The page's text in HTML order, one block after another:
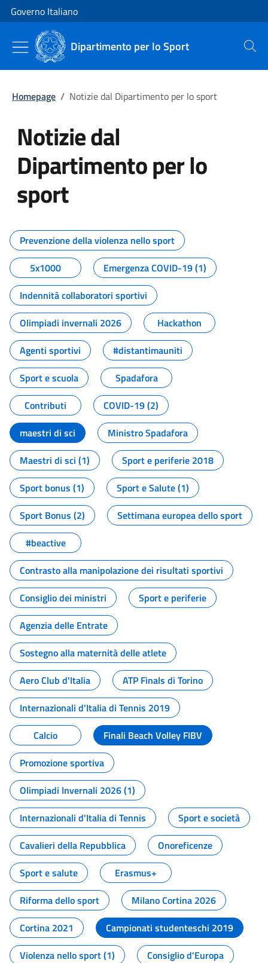
Vai al contenuto
Vai alla navigazione del sito
Governo Italiano
Dipartimento per lo Sport Cerca
Homepage / Notizie dal Dipartimento per lo sport
Notizie dal
Dipartimento per lo
sport
Tutti i contenuti della pagina
Prevenzione della violenza nello sport
5x1000
Emergenza COVID-19 (1)
Indennità collaboratori sportivi
Olimpiadi invernali 2026
Hackathon
Agenti sportivi
#distantimauniti
Sport e scuola
Spadafora
Contributi
COVID-19 (2)
maestri di sci
Ministro Spadafora
Maestri di sci (1)
Sport e periferie 2018
Sport bonus (1)
Sport e Salute (1)
Sport Bonus (2)
Settimana europea dello sport
#beactive
Contrasto alla manipolazione dei risultati sportivi
Consiglio dei ministri
Sport e periferie
Agenzia delle Entrate
Sostegno alla maternità delle atlete
Aero Club d'Italia
ATP Finals di Torino
Internazionali d'Italia di Tennis 2019
Calcio
Finali Beach Volley FIBV
Promozione sportiva
Olimpiadi Invernali 2026 (1)
Internazionali d'Italia di Tennis
Sport e società
Cavalieri della Repubblica
Onoreficenze
Sport e salute
Erasmus+
Riforma dello sport
Milano Cortina 2026
Cortina 2021
Campionati studenteschi 2019
Violenza nello sport (1)
Consiglio d'Europa